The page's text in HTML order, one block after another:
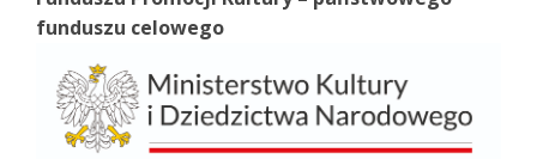
funduszu celowego